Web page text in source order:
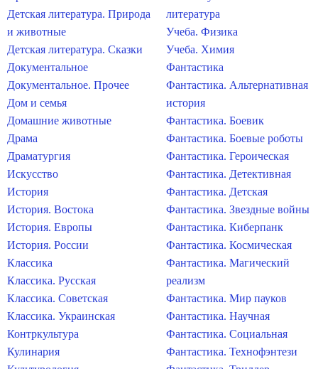
Детская литература. Природа
и животные
Детская литература. Сказки
Документальное
Документальное. Прочее
Дом и семья
Домашние животные
Драма
Драматургия
Искусство
История
История. Востока
История. Европы
История. России
Классика
Классика. Русская
Классика. Советская
Классика. Украинская
Контркультура
Кулинария
литература
Учеба. Физика
Учеба. Химия
Фантастика
Фантастика. Альтернативная
история
Фантастика. Боевик
Фантастика. Боевые роботы
Фантастика. Героическая
Фантастика. Детективная
Фантастика. Детская
Фантастика. Звездные войны
Фантастика. Киберпанк
Фантастика. Космическая
Фантастика. Магический
реализм
Фантастика. Мир пауков
Фантастика. Научная
Фантастика. Социальная
Фантастика. Технофэнтези